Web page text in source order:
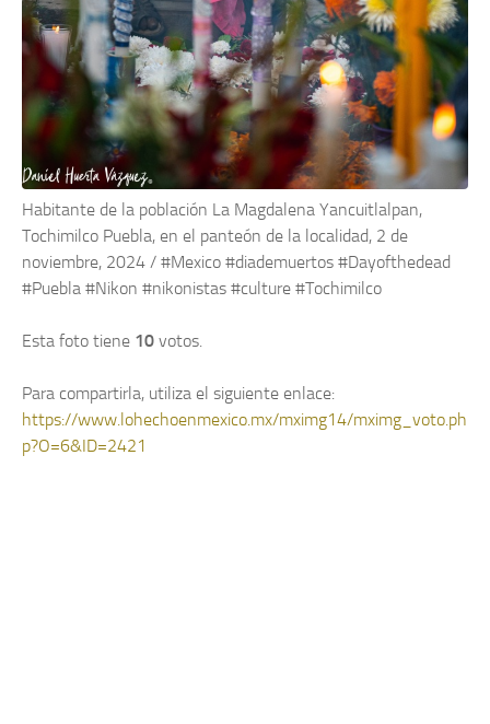
Habitante de la población La Magdalena Yancuitlalpan,
Tochimilco Puebla, en el panteón de la localidad, 2 de
noviembre, 2024 / #Mexico #diademuertos #Dayofthedead
#Puebla #Nikon #nikonistas #culture #Tochimilco
Esta foto tiene 10 votos.
Para compartirla, utiliza el siguiente enlace:
https://www.lohechoenmexico.mx/mximg14/mximg_voto.ph
p?O=6&ID=2421